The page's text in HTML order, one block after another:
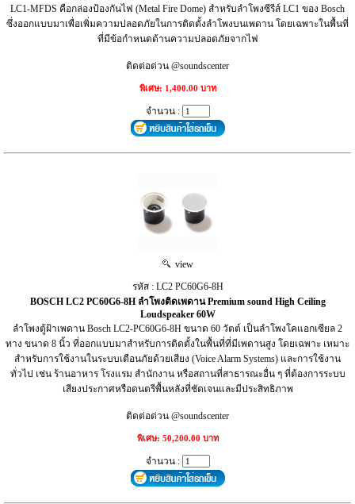
LC1-MFDS คือกล่องป้องกันไฟ (Metal Fire Dome) สำหรับลำโพงซีรีส์ LC1 ของ Bosch
ซึ่งออกแบบมาเพื่อเพิ่มความปลอดภัยในการติดตั้งลำโพงบนเพดาน โดยเฉพาะในพื้นที่
ที่มีข้อกำหนดด้านความปลอดภัยจากไฟ
ติดต่อด่วน @soundscenter
พิเศษ: 1,400.00 บาท
จำนวน :
view
รหัส : LC2 PC60G6‑8H
BOSCH LC2 PC60G6‑8H ลำโพงติดเพดาน Premium sound High Ceiling
Loudspeaker 60W
ลำโพงตู้ฝ้าเพดาน Bosch LC2-PC60G6-8H ขนาด 60 วัตต์ เป็นลำโพงโคแอกเซียล 2
ทาง ขนาด 8 นิ้ว ที่ออกแบบมาสำหรับการติดตั้งในพื้นที่ที่มีเพดานสูง โดยเฉพาะ เหมาะ
สำหรับการใช้งานในระบบเตือนภัยด้วยเสียง (Voice Alarm Systems) และการใช้งาน
ทั่วไป เช่น ร้านอาหาร โรงแรม สำนักงาน หรือสถานที่สาธารณะอื่น ๆ ที่ต้องการระบบ
เสียงประกาศหรือดนตรีพื้นหลังที่ชัดเจนและมีประสิทธิภาพ
ติดต่อด่วน @soundscenter
พิเศษ: 50,200.00 บาท
จำนวน :